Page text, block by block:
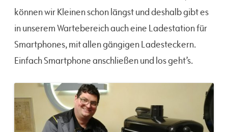
können wir Kleinen schon längst und deshalb gibt es
in unserem Wartebereich auch eine Ladestation für
Smartphones, mit allen gängigen Ladesteckern.
Einfach Smartphone anschließen und los geht’s.